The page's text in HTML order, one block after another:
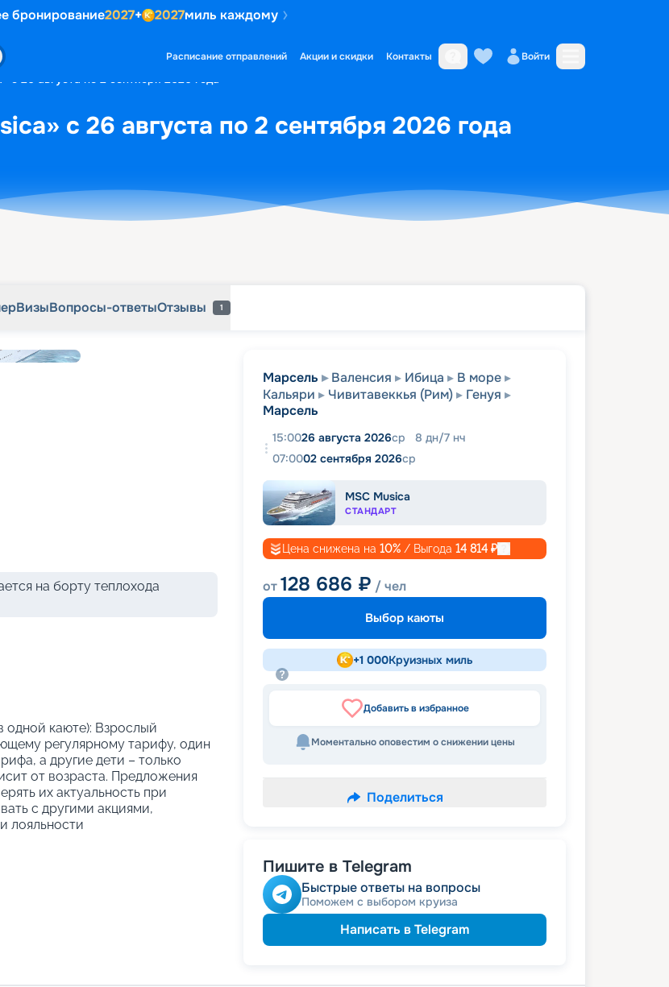
бронирование2027+ 2027миль каждому
Расписание отправлений Акции и скидки Контакты Войти
с 26 августа по 2 сентября 2026 года
с 26 августа по 2 сентября 2026 года
ВизыВопросы-ответыОтзывы 1
на борту теплохода
одной каюте): Взрослый
регулярному тарифу, один
а другие дети – только
от возраста. Предложения
их актуальность при
с другими акциями,
лояльности
Марсель Валенсия Ибица
В море
Кальяри
Чивитавеккья (Рим)
Генуя
Марсель
15:0026 августа 2026ср 8 дн/7 нч
07:0002 сентября 2026ср
MSC Musica
СТАНДАРТ
Цена снижена на 10% / Выгода 14 814 ₽
от128 686 ₽ / чел
Выбор каюты
+1 000Круизных миль
Добавить в избранное
Моментально оповестим о снижении цены
Поделиться
Пишите в Telegram
Быстрые ответы на вопросы
Поможем с выбором круиза
Написать в Telegram